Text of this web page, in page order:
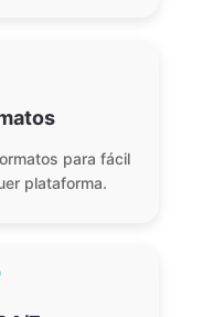
para fácil
plataforma.